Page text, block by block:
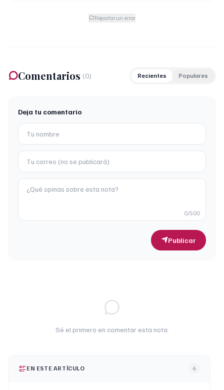
Reportar un error
Comentarios (0) Recientes Populares
Deja tu comentario
0/500
Publicar
Sé el primero en comentar esta nota.
EN ESTE ARTÍCULO 4